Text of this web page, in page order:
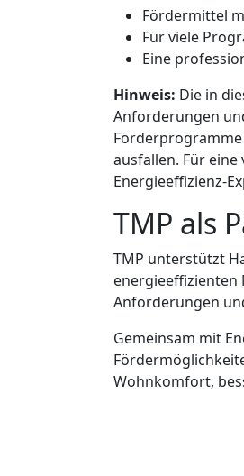
Fördermittel
Für viele
Eine
Hinweis: Die in
Anforderungen
ausfallen. Für
Energieeffizienz-
TMP als
TMP unterstützt
energieeffizienten
Anforderungen
Gemeinsam mit
Wohnkomfort,